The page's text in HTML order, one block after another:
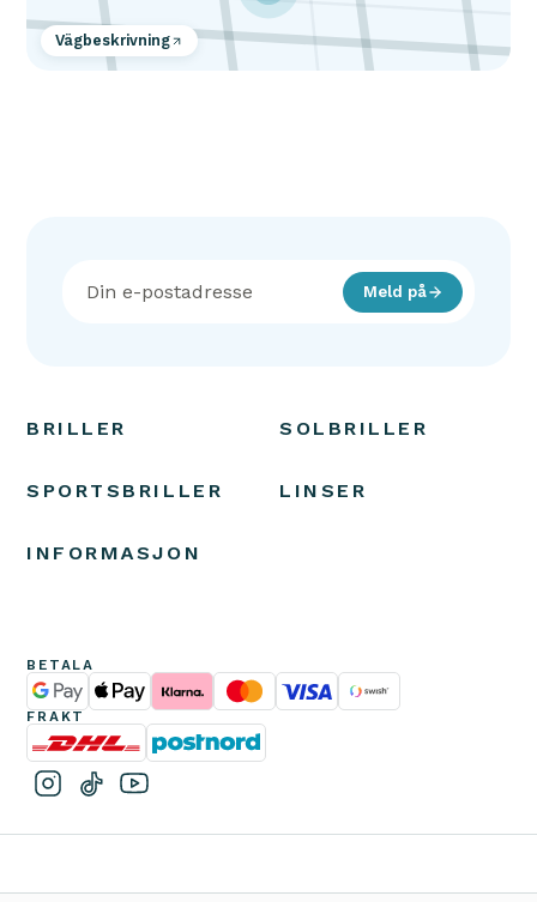
Vägbeskrivning
Meld på
BRILLER SOLBRILLER
SPORTSBRILLER LINSER
INFORMASJON
BETALA
FRAKT